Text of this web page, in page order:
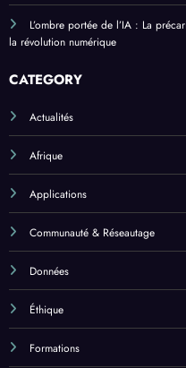
L’ombre portée de l’IA : La
la révolution numérique
CATEGORY
Actualités
Afrique
Applications
Communauté & Réseautage
Données
Éthique
Formations